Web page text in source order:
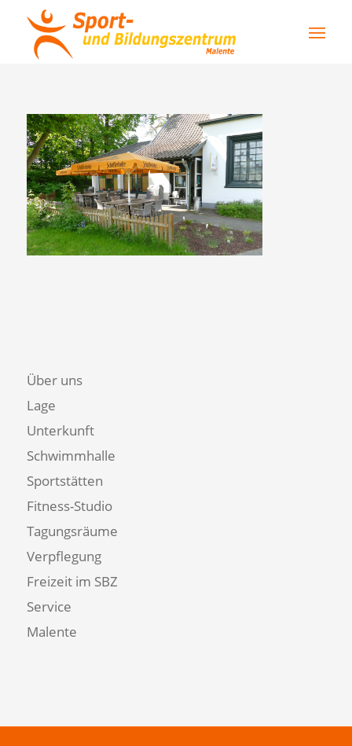
Über uns
Lage
Unterkunft
Schwimmhalle
Sportstätten
Fitness-Studio
Tagungsräume
Verpflegung
Freizeit im SBZ
Service
Malente